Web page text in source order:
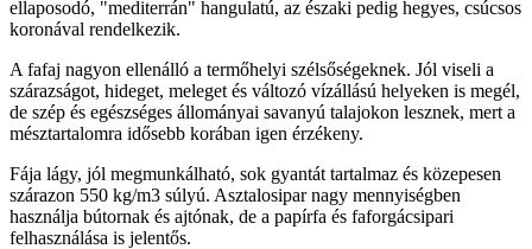
ellaposodó, "mediterrán" hangulatú, az északi pedig hegyes, csúcsos
koronával rendelkezik.
A fafaj nagyon ellenálló a termőhelyi szélsőségeknek. Jól viseli a
szárazságot, hideget, meleget és változó vízállású helyeken is megél,
de szép és egészséges állományai savanyú talajokon lesznek, mert a
mésztartalomra idősebb korában igen érzékeny.
Fája lágy, jól megmunkálható, sok gyantát tartalmaz és közepesen
szárazon 550 kg/m3 súlyú. Asztalosipar nagy mennyiségben
használja bútornak és ajtónak, de a papírfa és faforgácsipari
felhasználása is jelentős.